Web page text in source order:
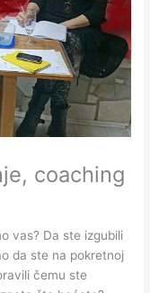
coaching
vas? Da ste izgubili
da ste na pokretnoj
čemu ste